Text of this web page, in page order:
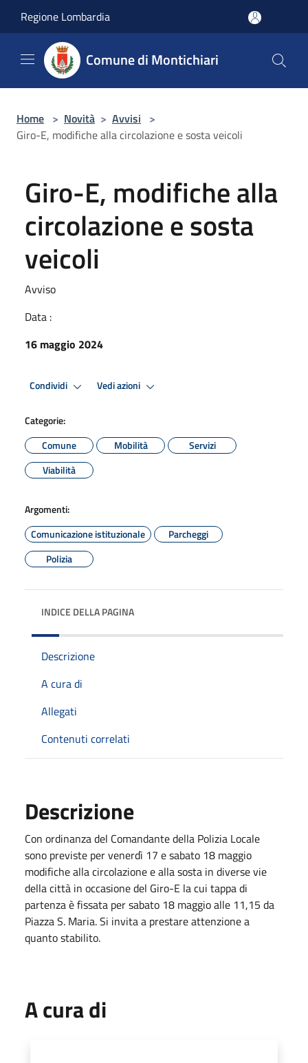
Regione Lombardia
Comune di Montichiari
Home > Novità > Avvisi >
Giro-E, modifiche alla circolazione e sosta veicoli
Giro-E, modifiche alla
circolazione e sosta
veicoli
Avviso
Data :
16 maggio 2024
Condividi Vedi azioni
Categorie:
Comune
Mobilità
Servizi
Viabilità
Argomenti:
Comunicazione istituzionale
Parcheggi
Polizia
INDICE DELLA PAGINA
Descrizione
A cura di
Allegati
Contenuti correlati
Descrizione
Con ordinanza del Comandante della Polizia Locale
sono previste per venerdì 17 e sabato 18 maggio
modifiche alla circolazione e alla sosta in diverse vie
della città in occasione del Giro-E la cui tappa di
partenza è fissata per sabato 18 maggio alle 11,15 da
Piazza S. Maria. Si invita a prestare attenzione a
quanto stabilito.
A cura di